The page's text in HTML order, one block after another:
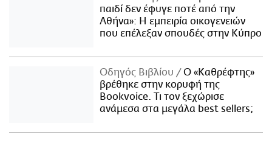
παιδί δεν έφυγε ποτέ από την
Αθήνα»: Η εμπειρία οικογενειών
που επέλεξαν σπουδές στην Κύπρο
Οδηγός Βιβλίου
Ο «Καθρέφτης»
βρέθηκε στην κορυφή της
Bookvoice. Τι τον ξεχώρισε
ανάμεσα στα μεγάλα best sellers;